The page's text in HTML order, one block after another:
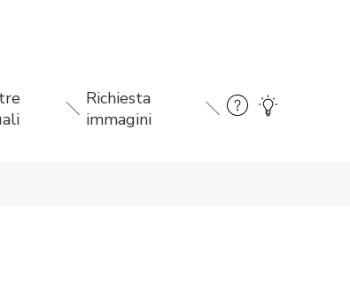
Richiesta
immagini